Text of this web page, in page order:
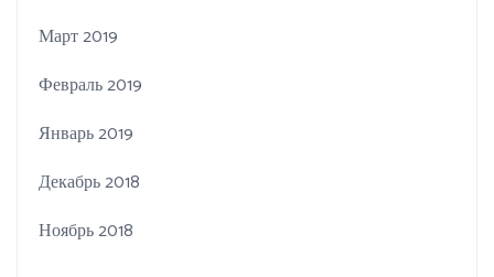
Март 2019
Февраль 2019
Январь 2019
Декабрь 2018
Ноябрь 2018